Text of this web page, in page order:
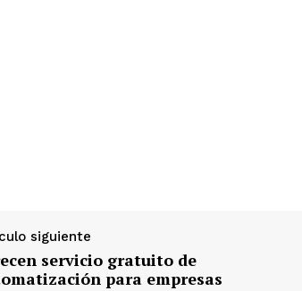
siguiente
servicio gratuito de
para empresas